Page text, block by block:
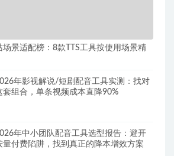
景适配榜：8款TTS工具按使用场景精
年影视解说/短剧配音工具实测：找对
套组合，单条视频成本直降90%
年中小团队配音工具选型报告：避开
量付费陷阱，找到真正的降本增效方案